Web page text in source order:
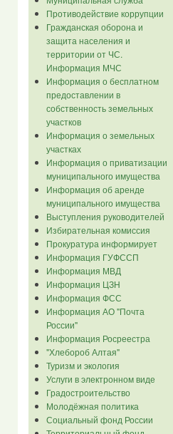
Противодействие коррупции
Гражданская оборона и
защита населения и
территории от ЧС.
Информация МЧС
Информация о бесплатном
предоставлении в
собственность земельных
участков
Информация о земельных
участках
Информация о приватизации
муниципального имущества
Информация об аренде
муниципального имущества
Выступления руководителей
Избирательная комиссия
Прокуратура информирует
Информация ГУФССП
Информация МВД
Информация ЦЗН
Информация ФСС
Информация АО "Почта
России"
Информация Росреестра
"Хлебороб Алтая"
Туризм и экология
Услуги в электронном виде
Градостроительство
Молодёжная политика
Социальный фонд России